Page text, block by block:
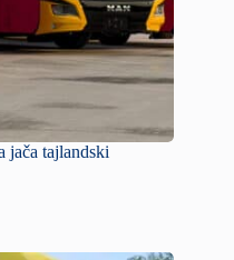
jača tajlandski